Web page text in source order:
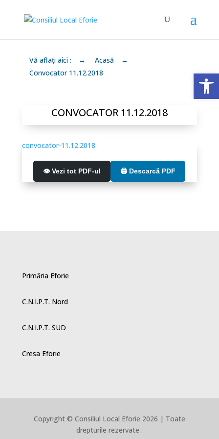
Vă aflați aici : → Acasă
→
Convocator 11.12.2018
CONVOCATOR 11.12.2018
convocator-11.12.2018
👁️ Vezi tot PDF-ul 🖨️ Descarcă PDF
Primăria Eforie
C.N.I.P.T. Nord
C.N.I.P.T. SUD
Cresa Eforie
Copyright © Consiliul Local Eforie 2026 | Toate
drepturile rezervate .